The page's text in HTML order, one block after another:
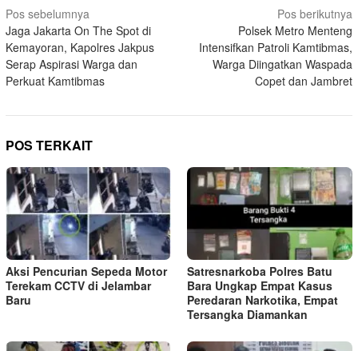
Navigasi
pos
Pos sebelumnya
Jaga Jakarta On The Spot di
Kemayoran, Kapolres Jakpus
Serap Aspirasi Warga dan
Perkuat Kamtibmas
Pos berikutnya
Polsek Metro Menteng
Intensifkan Patroli Kamtibmas,
Warga Diingatkan Waspada
Copet dan Jambret
POS TERKAIT
Aksi Pencurian Sepeda Motor
Terekam CCTV di Jelambar
Baru
Satresnarkoba Polres Batu
Bara Ungkap Empat Kasus
Peredaran Narkotika, Empat
Tersangka Diamankan